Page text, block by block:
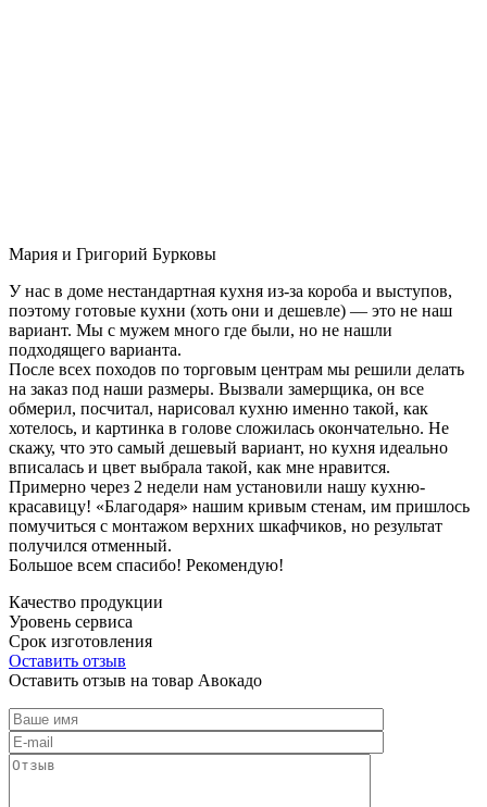
Мария и Григорий Бурковы
У нас в доме нестандартная кухня из-за короба и выступов,
поэтому готовые кухни (хоть они и дешевле) — это не наш
вариант. Мы с мужем много где были, но не нашли
подходящего варианта.
После всех походов по торговым центрам мы решили делать
на заказ под наши размеры. Вызвали замерщика, он все
обмерил, посчитал, нарисовал кухню именно такой, как
хотелось, и картинка в голове сложилась окончательно. Не
скажу, что это самый дешевый вариант, но кухня идеально
вписалась и цвет выбрала такой, как мне нравится.
Примерно через 2 недели нам установили нашу кухню-
красавицу! «Благодаря» нашим кривым стенам, им пришлось
помучиться с монтажом верхних шкафчиков, но результат
получился отменный.
Большое всем спасибо! Рекомендую!
Качество продукции
Уровень сервиса
Срок изготовления
Оставить отзыв
Оставить отзыв на товар Авокадо